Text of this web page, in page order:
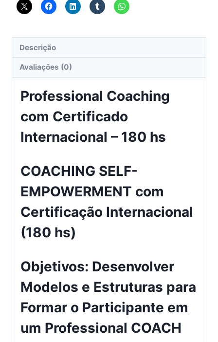
Descrição
Avaliações (0)
Professional Coaching
com Certificado
Internacional – 180 hs
COACHING SELF-
EMPOWERMENT com
Certificação Internacional
(180 hs)
Objetivos: Desenvolver
Modelos e Estruturas para
Formar o Participante em
um Professional COACH